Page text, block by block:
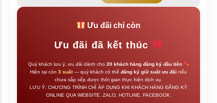
Ưu đãi chỉ còn
Ưu đãi đã kết thúc
Quý khách lưu ý, ưu đãi dành cho 20 khách hàng đăng ký đầu tiên
Hiện tại còn 3 suất— quý khách có thể đăng ký giữ suất ưu đãi nếu
chưa sắp xếp được thời gian thực hiện dịch vụ.
LƯU Ý: CHƯƠNG TRÌNH CHỈ ÁP DỤNG KHI KHÁCH HÀNG ĐĂNG KÝ
ONLINE QUA WEBSITE, ZALO, HOTLINE, FACEBOOK.